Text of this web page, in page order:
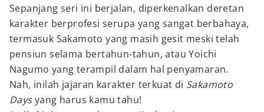
Sepanjang seri ini berjalan, diperkenalkan deretan
karakter berprofesi serupa yang sangat berbahaya,
termasuk Sakamoto yang masih gesit meski telah
pensiun selama bertahun-tahun, atau Yoichi
Nagumo yang terampil dalam hal penyamaran.
Nah, inilah jajaran karakter terkuat di Sakamoto
Daysyang harus kamu tahu!